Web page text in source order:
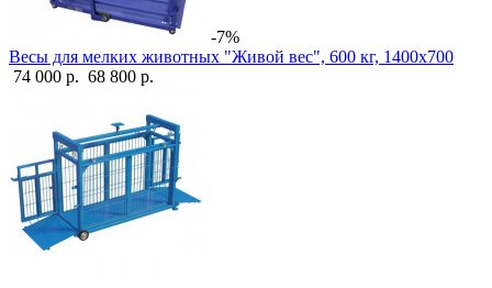
-7%
Весы для мелких животных "Живой вес", 600 кг, 1400х700
74 000 р. 68 800 р.